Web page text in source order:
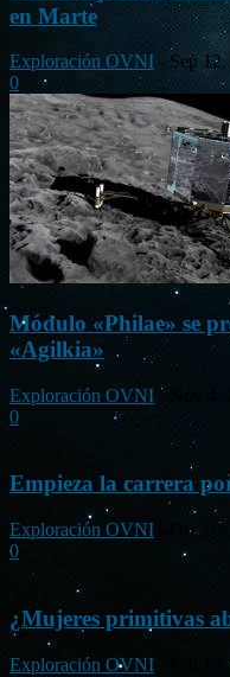
en Marte
Exploración OVNI - Sep
0
Módulo «Philae» se
«Agilkia»
Exploración OVNI -
0
Empieza la carrera
Exploración OVNI
Oct
0
¿Mujeres primitivas
Exploración OVNI
Feb 12,